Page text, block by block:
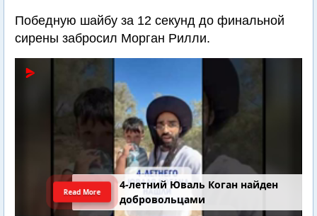
Победную шайбу за 12 секунд до финальной
сирены забросил Морган Рилли.
4-летний Юваль Коган найден
добровольцами
Read More